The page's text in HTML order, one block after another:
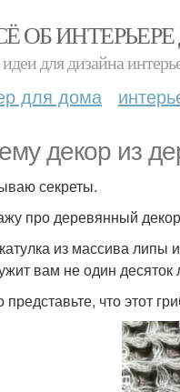
ОБ
для дизайна
для дома
декор из
секреты.
про деревянный
из массива липы
вам не один десяток
представьте, что этот